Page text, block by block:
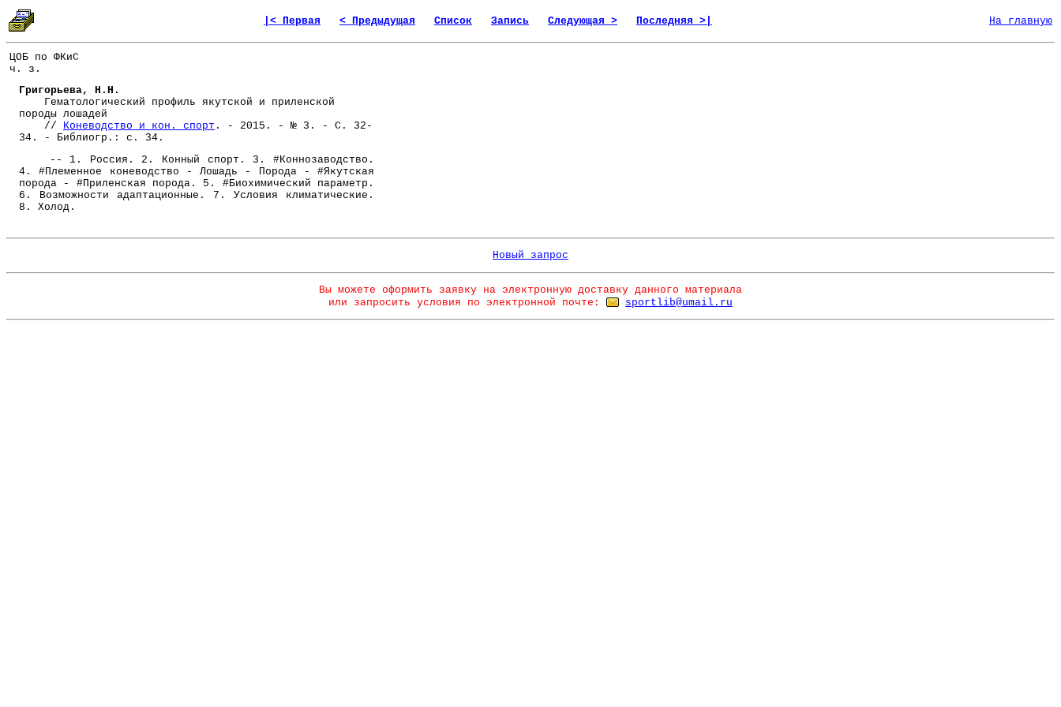
|< Первая < Предыдущая Список Запись Следующая > Последняя >| На главную
ЦОБ по ФКиС
ч. з.
Григорьева, Н.Н.
Гематологический профиль якутской и приленской
породы лошадей
// Коневодство и кон. спорт . - 2015. - № 3. - С. 32-
34. - Библиогр.: с. 34.
-- 1. Россия. 2. Конный спорт. 3. #Коннозаводство.
4. #Племенное коневодство - Лошадь - Порода - #Якутская
порода - #Приленская порода. 5. #Биохимический параметр.
6. Возможности адаптационные. 7. Условия климатические.
8. Холод.
Новый запрос
Вы можете оформить заявку на электронную доставку данного материала
или запросить условия по электронной почте:
sportlib@umail.ru